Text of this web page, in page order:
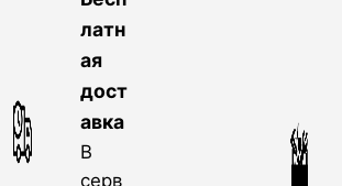
латн
ая
дост
авка
В
серв